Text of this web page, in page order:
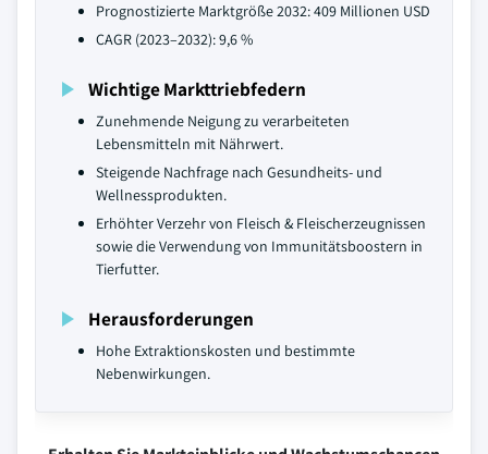
Prognostizierte Marktgröße 2032: 409 Millionen USD
CAGR (2023–2032): 9,6 %
Wichtige Markttriebfedern
Zunehmende Neigung zu verarbeiteten
Lebensmitteln mit Nährwert.
Steigende Nachfrage nach Gesundheits- und
Wellnessprodukten.
Erhöhter Verzehr von Fleisch & Fleischerzeugnissen
sowie die Verwendung von Immunitätsboostern in
Tierfutter.
Herausforderungen
Hohe Extraktionskosten und bestimmte
Nebenwirkungen.